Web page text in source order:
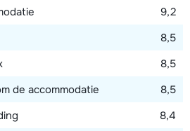
9,2
8,5
8,5
de accommodatie
8,5
8,4